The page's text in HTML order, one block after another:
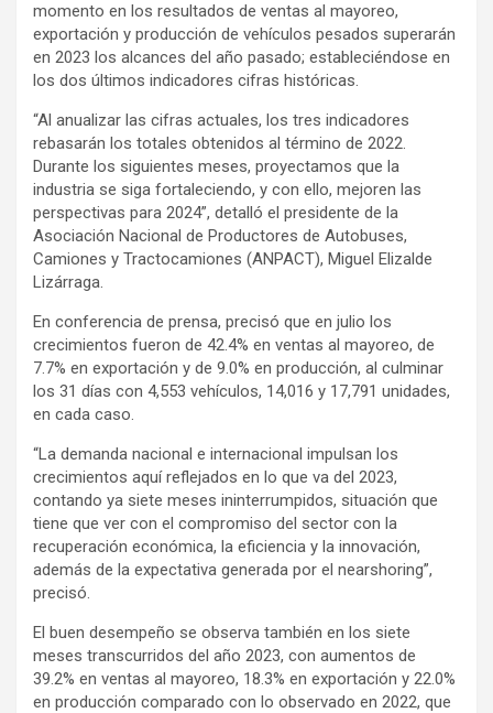
momento en los resultados de ventas al mayoreo,
exportación y producción de vehículos pesados superarán
en 2023 los alcances del año pasado; estableciéndose en
los dos últimos indicadores cifras históricas.
“Al anualizar las cifras actuales, los tres indicadores
rebasarán los totales obtenidos al término de 2022.
Durante los siguientes meses, proyectamos que la
industria se siga fortaleciendo, y con ello, mejoren las
perspectivas para 2024”, detalló el presidente de la
Asociación Nacional de Productores de Autobuses,
Camiones y Tractocamiones (ANPACT), Miguel Elizalde
Lizárraga.
En conferencia de prensa, precisó que en julio los
crecimientos fueron de 42.4% en ventas al mayoreo, de
7.7% en exportación y de 9.0% en producción, al culminar
los 31 días con 4,553 vehículos, 14,016 y 17,791 unidades,
en cada caso.
“La demanda nacional e internacional impulsan los
crecimientos aquí reflejados en lo que va del 2023,
contando ya siete meses ininterrumpidos, situación que
tiene que ver con el compromiso del sector con la
recuperación económica, la eficiencia y la innovación,
además de la expectativa generada por el nearshoring”,
precisó.
El buen desempeño se observa también en los siete
meses transcurridos del año 2023, con aumentos de
39.2% en ventas al mayoreo, 18.3% en exportación y 22.0%
en producción comparado con lo observado en 2022, que